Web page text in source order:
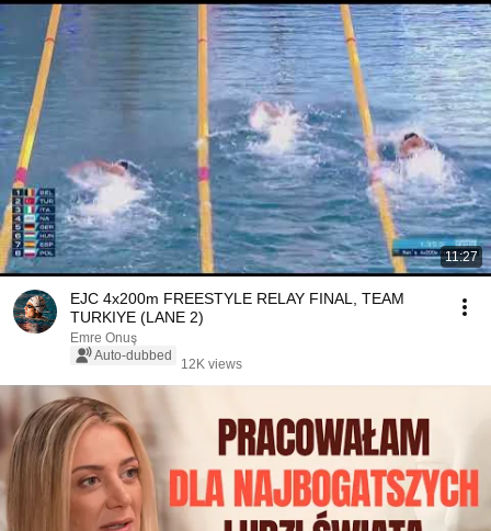
11:27
EJC 4x200m FREESTYLE RELAY FINAL, TEAM
TURKIYE (LANE 2)
Emre Onuş
Auto-dubbed
12K views